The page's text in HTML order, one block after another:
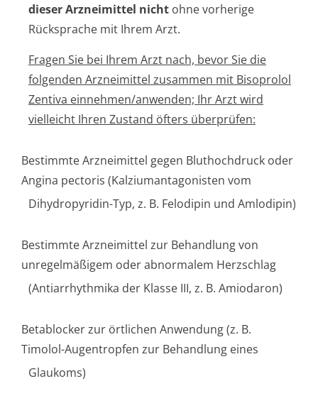
dieser Arzneimittel nicht ohne vorherige
Rücksprache mit Ihrem Arzt.
Fragen Sie bei Ihrem Arzt nach, bevor Sie die
folgenden Arzneimittel zusammen mit Bisoprolol
Zentiva einnehmen/anwenden; Ihr Arzt wird
vielleicht Ihren Zustand öfters überprüfen:
Bestimmte Arzneimittel gegen Bluthochdruck oder
Angina pectoris (Kalziumantago­nisten vom
Dihydropyridin-Typ, z. B. Felodipin und Amlodipin)
Bestimmte Arzneimittel zur Behandlung von
unregelmäßigem oder abnormalem Herzschlag
(Antiarrhythmika der Klasse III, z. B. Amiodaron)
Betablocker zur örtlichen Anwendung (z. B.
Timolol-Augentropfen zur Behandlung eines
Glaukoms)